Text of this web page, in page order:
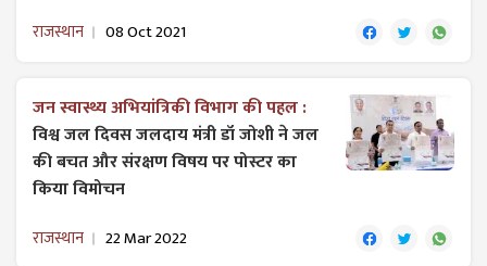
राजस्थान 08 Oct 2021
जन स्वास्थ्य अभियांत्रिकी विभाग की पहल :
विश्व जल दिवस जलदाय मंत्री डॉ जोशी ने जल
की बचत और संरक्षण विषय पर पोस्टर का
किया विमोचन
राजस्थान 22 Mar 2022